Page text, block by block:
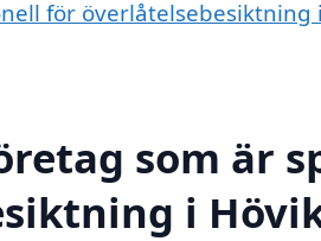
för
som är
i